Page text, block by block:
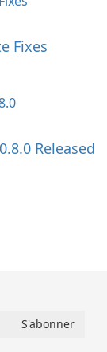
Fixes
Released